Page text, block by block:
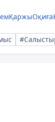
ҚаржыОқиға